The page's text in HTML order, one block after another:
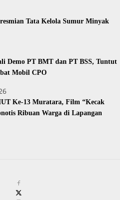
Tata Kelola Sumur Minyak
Demo PT BMT dan PT BSS, Tuntut
Mobil CPO
Ke-13 Muratara, Film “Kecak
Ribuan Warga di Lapangan